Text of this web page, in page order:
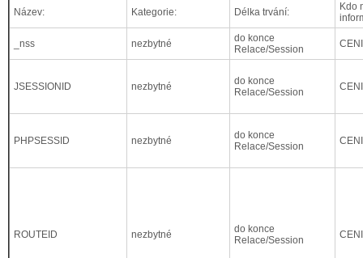
Název: Kategorie: Délka trvání:
Kdo
_nss nezbytné
do konce
Relace/Session
JSESSIONID nezbytné
do konce
Relace/Session
PHPSESSID nezbytné
do konce
Relace/Session
ROUTEID nezbytné
do konce
Relace/Session